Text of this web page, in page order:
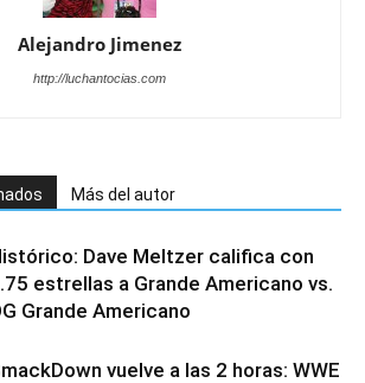
Alejandro Jimenez
http://luchantocias.com
Más del autor
Dave Meltzer califica con
estrellas a Grande Americano vs.
Grande Americano
vuelve a las 2 horas: WWE